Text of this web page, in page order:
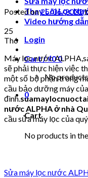
Thay Lõi Lọc
Video hướng dẫn
Login
Cart /₫00
No
0
Cart
No products in
Posted on25/06/2022
25
Th6
Máy lọc nước
sẽ phải thực hiện việc
một số bộ phận trong
cầu bảo dưỡng máy
đình.
nước ALPHA ở nhà
cầu sửa máy lọc của
Sửa máy lọc nước